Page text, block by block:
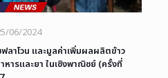
06/2024
ฟลาโวน และมูลค่าเพิ่มผลผลิตข้าว
หารและยา ในเชิงพาณิชย์ (ครั้งที่